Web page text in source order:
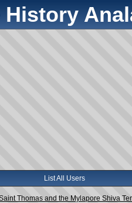
List All Users
Thomas and the Mylapore Shiva